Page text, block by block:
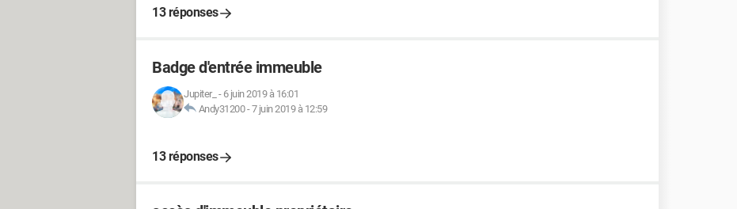
13 réponses
Badge d'entrée immeuble
Jupiter_ - 6 juin 2019 à 16:01
Andy31200-7 juin 2019 à 12:59
13 réponses